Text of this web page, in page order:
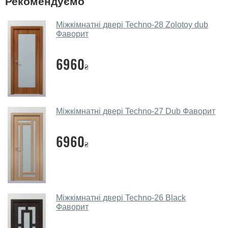
дверей.
міжкімнатні двері фаворит?
месенджери, онлайн-чат або безпосередньо в нашому
салоні-магазині.
Які основні особливості та переваги
ваших міжкімнатних дверей?
накладками товщиною 20 мм. Завдяки такій товщині
МДФ, вся конструкція виходить дуже міцною та
надійною.
Міжкімнатні двері Techno-28 Zolotoy dub
Фаворит
6960₴
Міжкімнатні двері Techno-27 Dub Фаворит
6960₴
Міжкімнатні двері Techno-26 Black
Фаворит